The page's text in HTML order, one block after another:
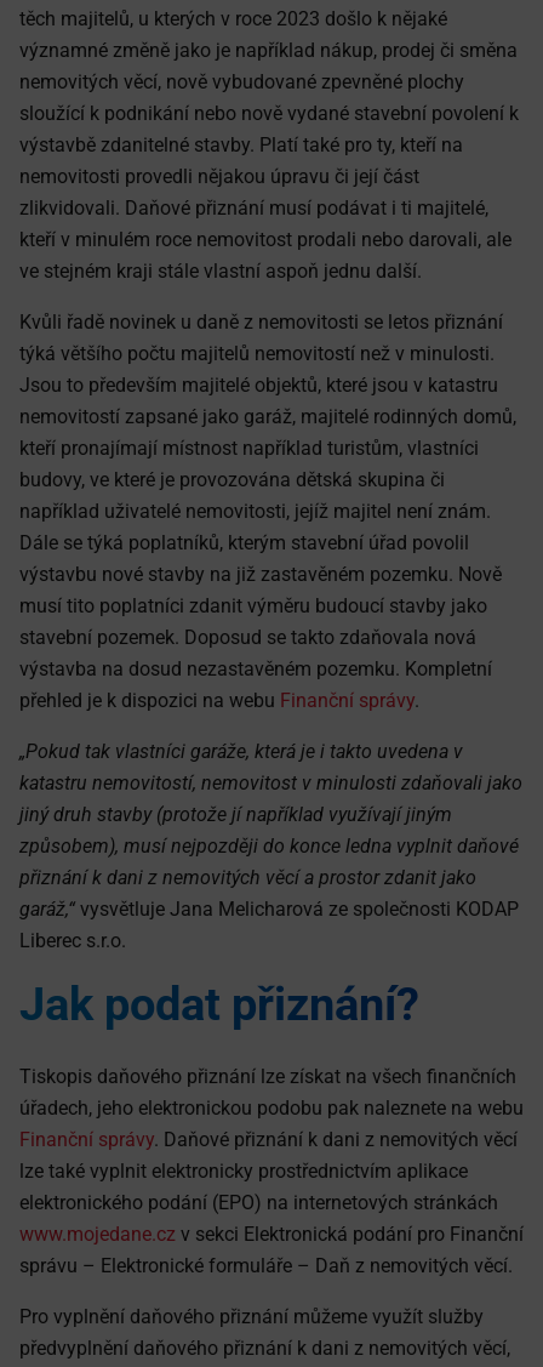
těch majitelů, u kterých v roce 2023 došlo k nějaké
významné změně jako je například nákup, prodej či směna
nemovitých věcí, nově vybudované zpevněné plochy
sloužící k podnikání nebo nově vydané stavební povolení k
výstavbě zdanitelné stavby. Platí také pro ty, kteří na
nemovitosti provedli nějakou úpravu či její část
zlikvidovali. Daňové přiznání musí podávat i ti majitelé,
kteří v minulém roce nemovitost prodali nebo darovali, ale
ve stejném kraji stále vlastní aspoň jednu další.
Kvůli řadě novinek u daně z nemovitosti se letos přiznání
týká většího počtu majitelů nemovitostí než v minulosti.
Jsou to především majitelé objektů, které jsou v katastru
nemovitostí zapsané jako garáž, majitelé rodinných domů,
kteří pronajímají místnost například turistům, vlastníci
budovy, ve které je provozována dětská skupina či
například uživatelé nemovitosti, jejíž majitel není znám.
Dále se týká poplatníků, kterým stavební úřad povolil
výstavbu nové stavby na již zastavěném pozemku. Nově
musí tito poplatníci zdanit výměru budoucí stavby jako
stavební pozemek. Doposud se takto zdaňovala nová
výstavba na dosud nezastavěném pozemku. Kompletní
přehled je k dispozici na webu Finanční správy.
„Pokud tak vlastníci garáže, která je i takto uvedena v
katastru nemovitostí, nemovitost v minulosti zdaňovali jako
jiný druh stavby (protože jí například využívají jiným
způsobem), musí nejpozději do konce ledna vyplnit daňové
přiznání k dani z nemovitých věcí a prostor zdanit jako
garáž,“ vysvětluje Jana Melicharová ze společnosti KODAP
Liberec s.r.o.
Jak podat přiznání?
Tiskopis daňového přiznání lze získat na všech finančních
úřadech, jeho elektronickou podobu pak naleznete na webu
Finanční správy. Daňové přiznání k dani z nemovitých věcí
lze také vyplnit elektronicky prostřednictvím aplikace
elektronického podání (EPO) na internetových stránkách
www.mojedane.cz v sekci Elektronická podání pro Finanční
správu – Elektronické formuláře – Daň z nemovitých věcí.
Pro vyplnění daňového přiznání můžeme využít služby
předvyplnění daňového přiznání k dani z nemovitých věcí,